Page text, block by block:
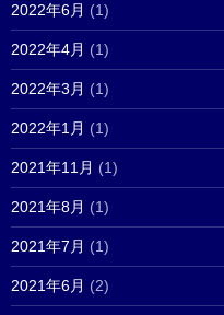
2022年6月 (1)
2022年4月 (1)
2022年3月 (1)
2022年1月 (1)
2021年11月 (1)
2021年8月 (1)
2021年7月 (1)
2021年6月 (2)